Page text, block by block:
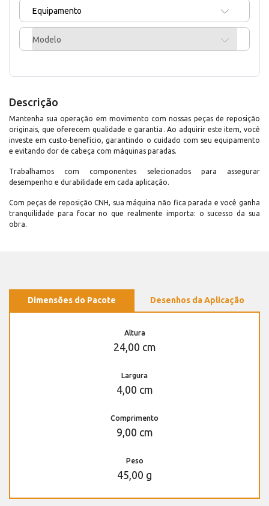
Equipamento
Modelo
Descrição
Mantenha sua operação em movimento com nossas peças de reposição
originais, que oferecem qualidade e garantia. Ao adquirir este item, você
investe em custo-benefício, garantindo o cuidado com seu equipamento
e evitando dor de cabeça com máquinas paradas.
Trabalhamos com componentes selecionados para assegurar
desempenho e durabilidade em cada aplicação.
Com peças de reposição CNH, sua máquina não fica parada e você ganha
tranquilidade para focar no que realmente importa: o sucesso da sua
obra.
Dimensões do Pacote Desenhos da Aplicação
Altura
24,00 cm
Largura
4,00 cm
Comprimento
9,00 cm
Peso
45,00 g